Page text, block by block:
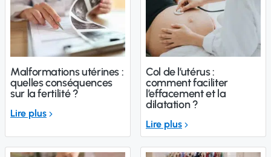
Malformations utérines :
quelles conséquences
sur la fertilité ?
Lire plus
Col de l’utérus :
comment faciliter
l’effacement et la
dilatation ?
Lire plus